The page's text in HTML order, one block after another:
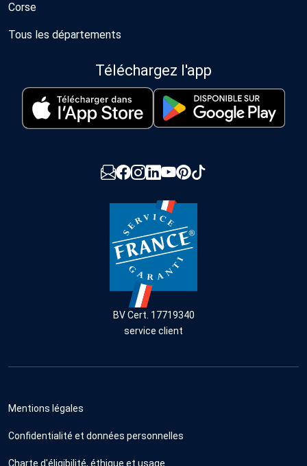
Corse
Tous les départements
Téléchargez l'app
BV Cert. 17719340
service client
Mentions légales
Confidentialité et données personnelles
Charte d'éligibilité, éthique et usage